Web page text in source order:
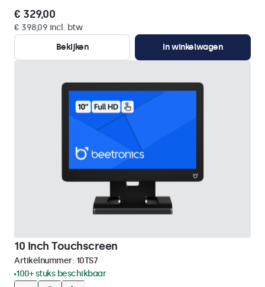
€ 329,00
€ 398,09 incl. btw
Bekijken
In winkelwagen
10 Inch Touchscreen
Artikelnummer: 10TS7
100+ stuks beschikbaar